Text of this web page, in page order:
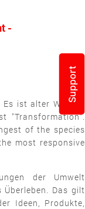
-
Es ist alter Wein in
"Transformation".
of the species
most responsive
der Umwelt
Das gilt
Ideen, Produkte,
Support